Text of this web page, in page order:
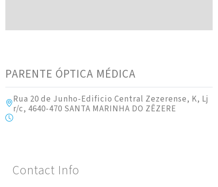
PARENTE ÓPTICA MÉDICA
Rua 20 de Junho-Edificio Central Zezerense, K, Lj
r/c, 4640-470 SANTA MARINHA DO ZÊZERE
Contact Info